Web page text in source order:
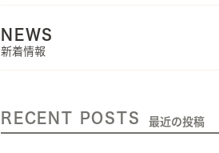
NEWS
新着情報
RECENT POSTS 最近の投稿